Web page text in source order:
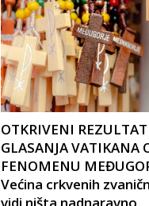
OTKRIVENI
GLASANJA VATIKANA
FENOMENU
Većina crkvenih